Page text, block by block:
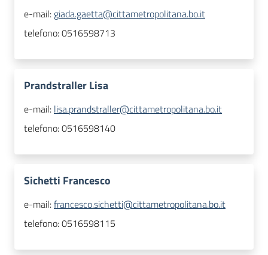
e-mail: giada.gaetta@cittametropolitana.bo.it
telefono:0516598713
Prandstraller Lisa
e-mail: lisa.prandstraller@cittametropolitana.bo.it
telefono:0516598140
Sichetti Francesco
e-mail:francesco.sichetti@cittametropolitana.bo.it
telefono:0516598115